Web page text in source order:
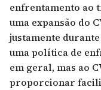
enfrentamento ao
uma expansão do
justamente
uma política de
em geral, mas ao
proporcionar